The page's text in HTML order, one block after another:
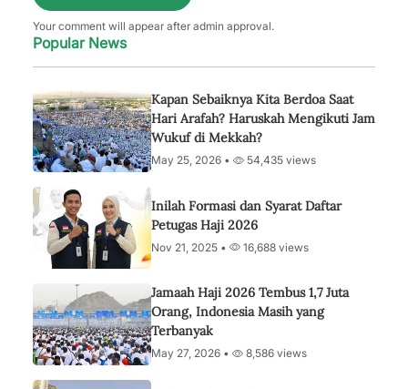
Your comment will appear after admin approval.
Popular News
Kapan Sebaiknya Kita Berdoa Saat
Hari Arafah? Haruskah Mengikuti Jam
Wukuf di Mekkah?
May 25, 2026 • 54,435 views
Inilah Formasi dan Syarat Daftar
Petugas Haji 2026
Nov 21, 2025 • 16,688 views
Jamaah Haji 2026 Tembus 1,7 Juta
Orang, Indonesia Masih yang
Terbanyak
May 27, 2026 • 8,586 views